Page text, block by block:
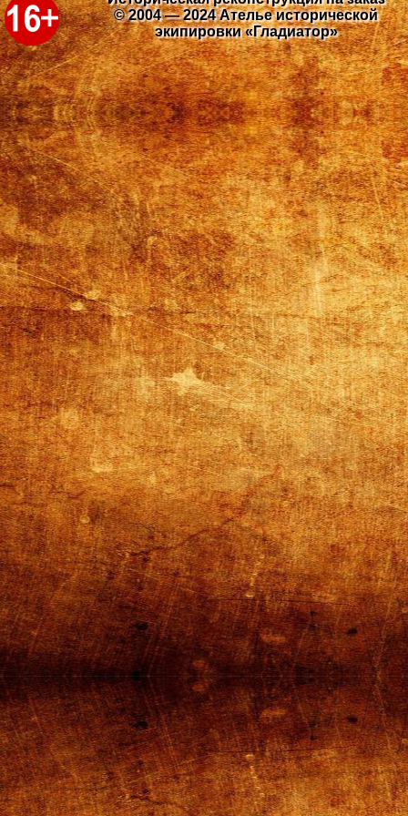
© 2004 — 2024 Ателье исторической
экипировки «Гладиатор»